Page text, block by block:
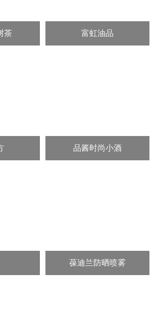
茶 富虹油品
品酱时尚小酒
葆迪兰防晒喷雾